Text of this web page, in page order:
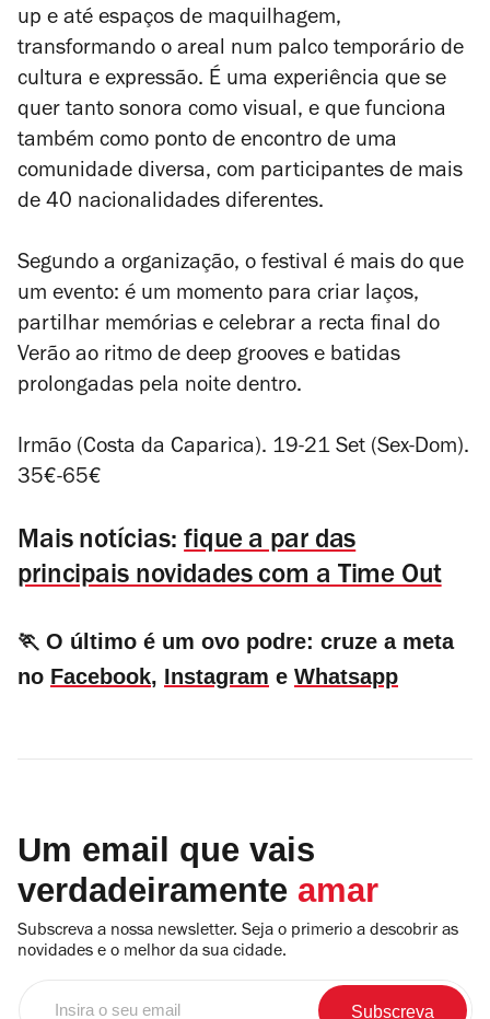
up e até espaços de maquilhagem,
transformando o areal num palco temporário de
cultura e expressão. É uma experiência que se
quer tanto sonora como visual, e que funciona
também como ponto de encontro de uma
comunidade diversa, com participantes de mais
de 40 nacionalidades diferentes.
Segundo a organização, o festival é mais do que
um evento: é um momento para criar laços,
partilhar memórias e celebrar a recta final do
Verão ao ritmo de deep grooves e batidas
prolongadas pela noite dentro.
Irmão (Costa da Caparica). 19-21 Set (Sex-Dom).
35€-65€
Mais notícias: fique a par das
principais novidades com a Time Out
🏃 O último é um ovo podre: cruze a meta
no Facebook, Instagram e Whatsapp
Um email que vais
verdadeiramente amar
Subscreva a nossa newsletter. Seja o primerio a descobrir as
novidades e o melhor da sua cidade.